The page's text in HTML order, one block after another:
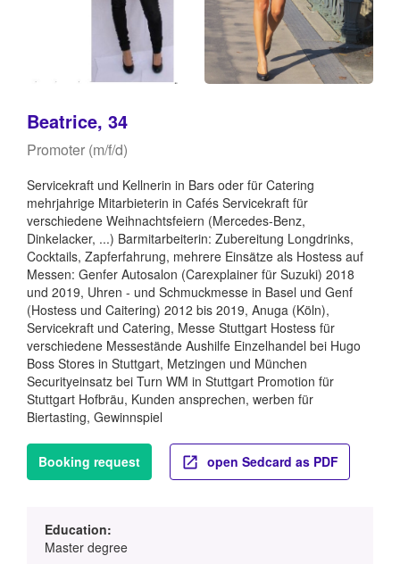
Beatrice, 34
Promoter (m/f/d)
Servicekraft und Kellnerin in Bars oder für Catering
mehrjahrige Mitarbieterin in Cafés Servicekraft für
verschiedene Weihnachtsfeiern (Mercedes-Benz,
Dinkelacker, ...) Barmitarbeiterin: Zubereitung Longdrinks,
Cocktails, Zapferfahrung, mehrere Einsätze als Hostess auf
Messen: Genfer Autosalon (Carexplainer für Suzuki) 2018
und 2019, Uhren - und Schmuckmesse in Basel und Genf
(Hostess und Caitering) 2012 bis 2019, Anuga (Köln),
Servicekraft und Catering, Messe Stuttgart Hostess für
verschiedene Messestände Aushilfe Einzelhandel bei Hugo
Boss Stores in Stuttgart, Metzingen und München
Securityeinsatz bei Turn WM in Stuttgart Promotion für
Stuttgart Hofbräu, Kunden ansprechen, werben für
Biertasting, Gewinnspiel
Booking request open Sedcard as PDF
Education:
Master degree